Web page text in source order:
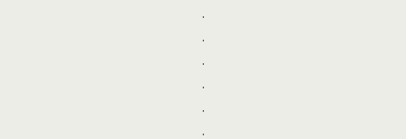
.
.
.
.
.
.